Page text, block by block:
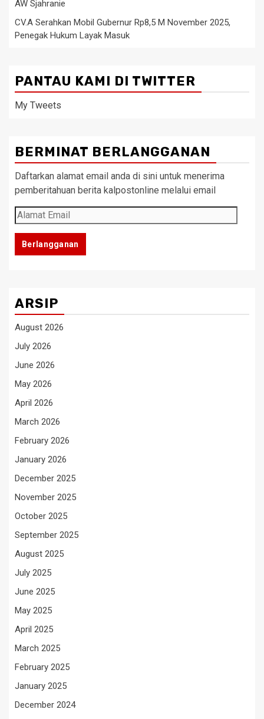
AW Sjahranie
CV.A Serahkan Mobil Gubernur Rp8,5 M November 2025,
Penegak Hukum Layak Masuk
PANTAU KAMI DI TWITTER
My Tweets
BERMINAT BERLANGGANAN
Daftarkan alamat email anda di sini untuk menerima
pemberitahuan berita kalpostonline melalui email
Alamat
Email
Berlangganan
ARSIP
August 2026
July 2026
June 2026
May 2026
April 2026
March 2026
February 2026
January 2026
December 2025
November 2025
October 2025
September 2025
August 2025
July 2025
June 2025
May 2025
April 2025
March 2025
February 2025
January 2025
December 2024